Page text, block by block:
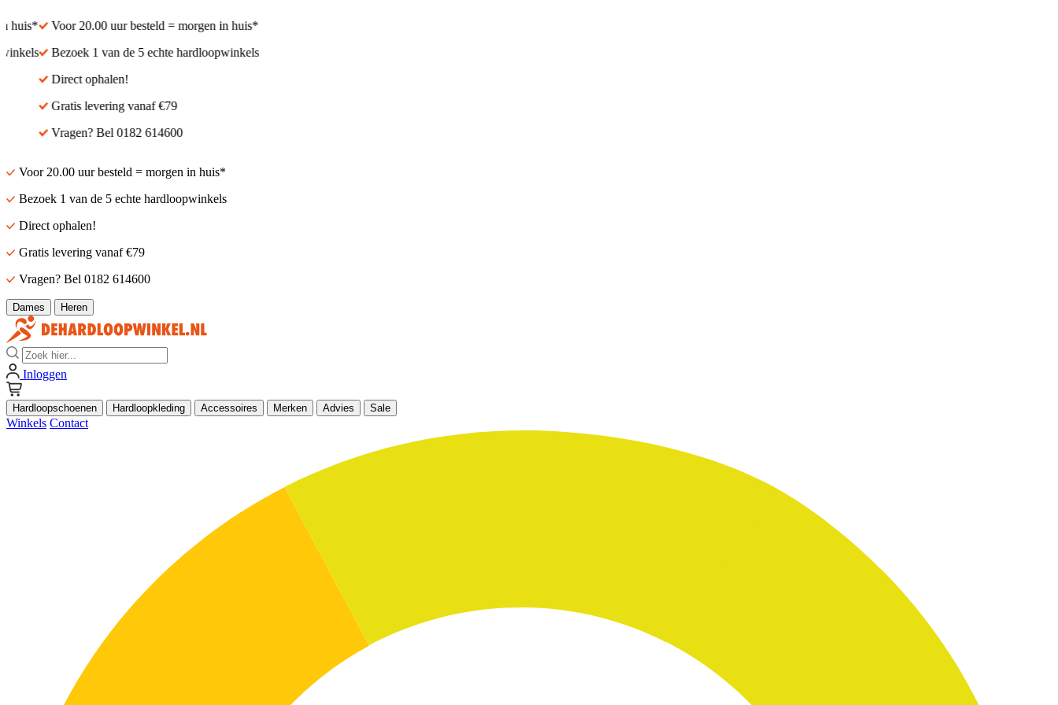
huis*
Voor 20.00 uur besteld = morgen in huis*
Bezoek 1 van de 5 echte hardloopwinkels
Direct ophalen!
Gratis levering vanaf €79
Vragen? Bel 0182 614600
Voor 20.00 uur besteld = morgen in huis*
Bezoek 1 van de 5 echte hardloopwinkels
Direct ophalen!
Gratis levering vanaf €79
Vragen? Bel 0182 614600
Dames Heren
Zoek
Inloggen
Hardloopschoenen Hardloopkleding Accessoires Merken Advies Sale
Winkels Contact